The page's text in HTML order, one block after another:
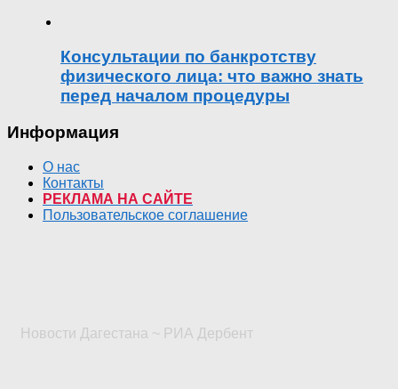
Консультации по банкротству
физического лица: что важно знать
перед началом процедуры
Информация
О нас
Контакты
РЕКЛАМА НА САЙТЕ
Пользовательское соглашение
Новости Дагестана ~ РИА Дербент